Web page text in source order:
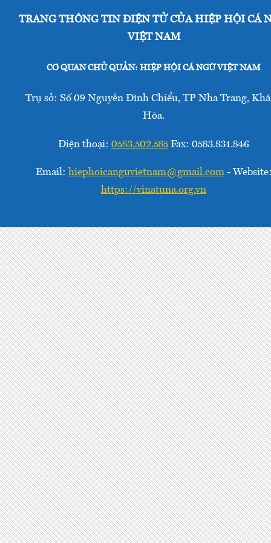
TRANG THÔNG TIN ĐIỆN TỬ CỦA HIỆP HỘI CÁ
VIỆT NAM
CƠ QUAN CHỦ QUẢN: HIỆP HỘI CÁ NGỪ VIỆT NAM
Trụ sở: Số 09 Nguyễn Đình Chiểu, TP Nha Trang,
Hòa.
Điện thoại: 0583.502.585 Fax: 0583.831.846
Email: hiephoicanguvietnam@gmail.com-
https://vinatuna.org.vn